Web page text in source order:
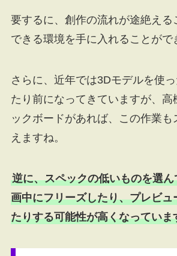
要するに、創作の流れが途絶える
できる環境を手に入れることがで
さらに、近年では3Dモデルを使
たり前になってきていますが、高
ックボードがあれば、この作業
えますね。
逆に、スペックの低いものを選
画中にフリーズしたり、プレビュ
たりする可能性が高くなっていま